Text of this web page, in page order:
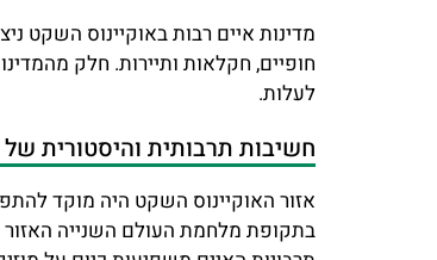
מדינות איים רבות באוקיינוס השקט
חופיים, חקלאות ותיירות. חלק
לעלות.
חשיבות תרבותית והיסטורית
אזור האוקיינוס השקט היה מוקד
בתקופת מלחמת העולם השנייה האזור